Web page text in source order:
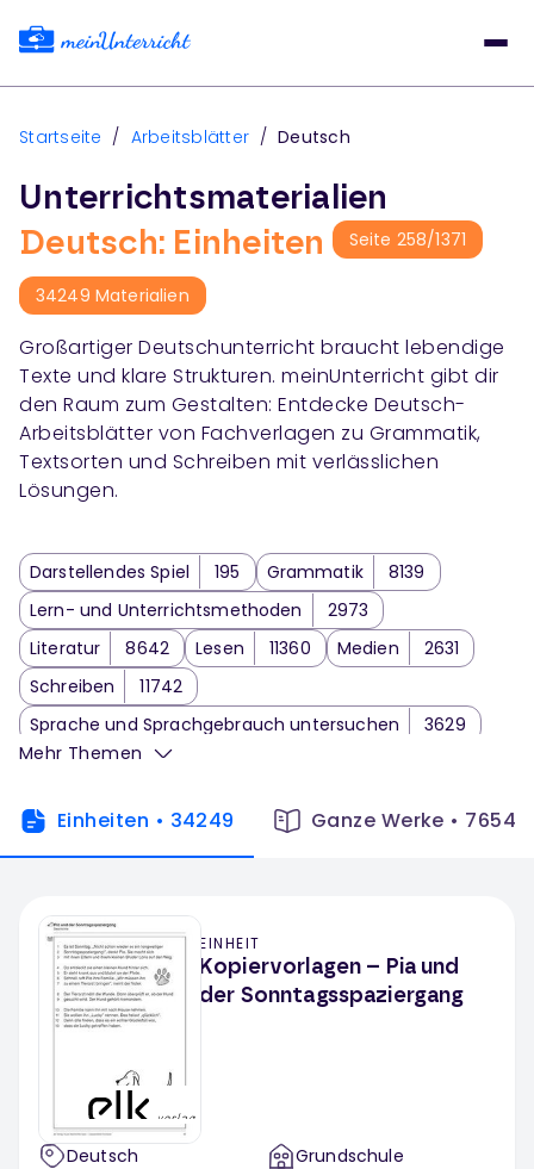
Startseite / Arbeitsblätter / Deutsch
Unterrichtsmaterialien
Deutsch: Einheiten
Seite 258/1371
34249 Materialien
Großartiger Deutschunterricht braucht lebendige
Texte und klare Strukturen. meinUnterricht gibt dir
den Raum zum Gestalten: Entdecke Deutsch-
Arbeitsblätter von Fachverlagen zu Grammatik,
Textsorten und Schreiben mit verlässlichen
Lösungen.
Darstellendes Spiel 195 Grammatik
8139
Lern- und Unterrichtsmethoden
2973
Literatur
8642 Lesen 11360 Medien
2631
Schreiben
11742
Sprache und Sprachgebrauch untersuchen
3629
Sprechen und Zuhören
Wortschatzarbeit
Mehr Themen
Einheiten • 34249 Ganze Werke • 7654
EINHEIT
Kopiervorlagen – Pia und
der Sonntagsspaziergang
Deutsch
Grundschule